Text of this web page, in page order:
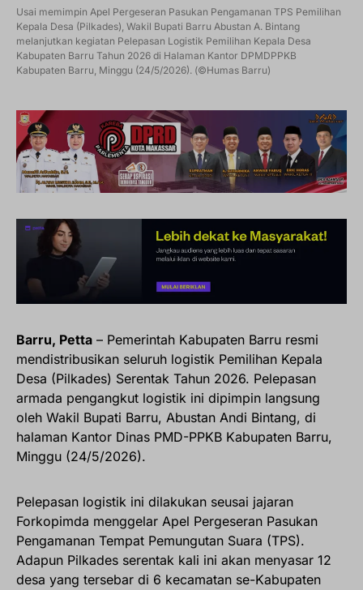
Usai memimpin Apel Pergeseran Pasukan Pengamanan TPS Pemilihan
Kepala Desa (Pilkades), Wakil Bupati Barru Abustan A. Bintang
melanjutkan kegiatan Pelepasan Logistik Pemilihan Kepala Desa
Kabupaten Barru Tahun 2026 di Halaman Kantor DPMDPPKB
Kabupaten Barru, Minggu (24/5/2026). (©Humas Barru)
Barru, Petta – Pemerintah Kabupaten Barru resmi
mendistribusikan seluruh logistik Pemilihan Kepala
Desa (Pilkades) Serentak Tahun 2026. Pelepasan
armada pengangkut logistik ini dipimpin langsung
oleh Wakil Bupati Barru, Abustan Andi Bintang, di
halaman Kantor Dinas PMD-PPKB Kabupaten Barru,
Minggu (24/5/2026).
Pelepasan logistik ini dilakukan seusai jajaran
Forkopimda menggelar Apel Pergeseran Pasukan
Pengamanan Tempat Pemungutan Suara (TPS).
Adapun Pilkades serentak kali ini akan menyasar 12
desa yang tersebar di 6 kecamatan se-Kabupaten